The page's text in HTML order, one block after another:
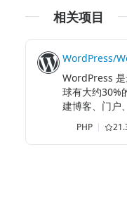
相关项目
WordPress/
WordPress
球有大约30%
建博客、门户
PHP